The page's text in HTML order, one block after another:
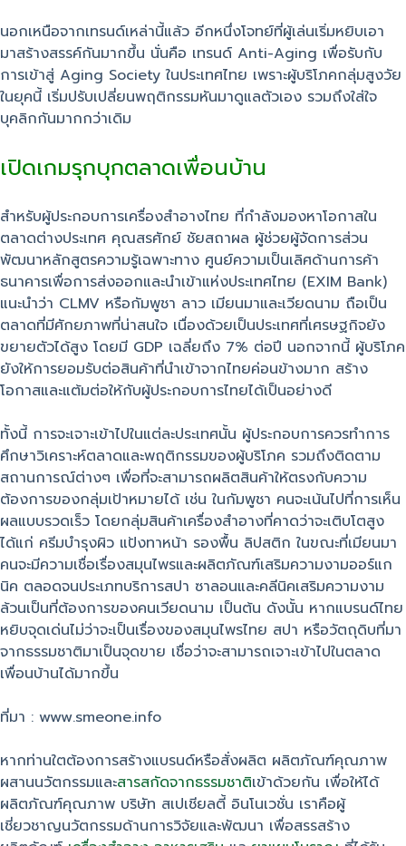
นอกเหนือจากเทรนด์เหล่านี้แล้ว อีกหนึ่งโจทย์ที่ผู้เล่นเริ่มหยิบเอา
มาสร้างสรรค์กันมากขึ้น นั่นคือ เทรนด์ Anti-Aging เพื่อรับกับ
การเข้าสู่ Aging Society ในประเทศไทย เพราะผู้บริโภคกลุ่มสูงวัย
ในยุคนี้ เริ่มปรับเปลี่ยนพฤติกรรมหันมาดูแลตัวเอง รวมถึงใส่ใจ
บุคลิกกันมากกว่าเดิม
เปิดเกมรุกบุกตลาดเพื่อนบ้าน
สำหรับผู้ประกอบการเครื่องสำอางไทย ที่กำลังมองหาโอกาสใน
ตลาดต่างประเทศ คุณสรศักย์ ชัยสถาผล ผู้ช่วยผู้จัดการส่วน
พัฒนาหลักสูตรความรู้เฉพาะทาง ศูนย์ความเป็นเลิศด้านการค้า
ธนาคารเพื่อการส่งออกและนำเข้าแห่งประเทศไทย (EXIM Bank)
แนะนำว่า CLMV หรือกัมพูชา ลาว เมียนมาและเวียดนาม ถือเป็น
ตลาดที่มีศักยภาพที่น่าสนใจ เนื่องด้วยเป็นประเทศที่เศรษฐกิจยัง
ขยายตัวได้สูง โดยมี GDP เฉลี่ยถึง 7% ต่อปี นอกจากนี้ ผู้บริโภค
ยังให้การยอมรับต่อสินค้าที่นำเข้าจากไทยค่อนข้างมาก สร้าง
โอกาสและแต้มต่อให้กับผู้ประกอบการไทยได้เป็นอย่างดี
ทั้งนี้ การจะเจาะเข้าไปในแต่ละประเทศนั้น ผู้ประกอบการควรทำการ
ศึกษาวิเคราะห์ตลาดและพฤติกรรมของผู้บริโภค รวมถึงติดตาม
สถานการณ์ต่างๆ เพื่อที่จะสามารถผลิตสินค้าให้ตรงกับความ
ต้องการของกลุ่มเป้าหมายได้ เช่น ในกัมพูชา คนจะเน้นไปที่การเห็น
ผลแบบรวดเร็ว โดยกลุ่มสินค้าเครื่องสำอางที่คาดว่าจะเติบโตสูง
ได้แก่ ครีมบำรุงผิว แป้งทาหน้า รองพื้น ลิปสติก ในขณะที่เมียนมา
คนจะมีความเชื่อเรื่องสมุนไพรและผลิตภัณฑ์เสริมความงามออร์แก
นิค ตลอดจนประเภทบริการสปา ซาลอนและคลีนิคเสริมความงาม
ล้วนเป็นที่ต้องการของคนเวียดนาม เป็นต้น ดังนั้น หากแบรนด์ไทย
หยิบจุดเด่นไม่ว่าจะเป็นเรื่องของสมุนไพรไทย สปา หรือวัตถุดิบที่มา
จากธรรมชาติมาเป็นจุดขาย เชื่อว่าจะสามารถเจาะเข้าไปในตลาด
เพื่อนบ้านได้มากขึ้น
ที่มา : www.smeone.info
หากท่านใตต้องการสร้างแบรนด์หรือสั่งผลิต ผลิตภัณฑ์คุณภาพ
ผสานนวัตกรรมและสารสกัดจากธรรมชาติเข้าด้วยกัน เพื่อให้ได้
ผลิตภัณฑ์คุณภาพ บริษัท สเปเชียลตี้ อินโนเวชั่น เราคือผู้
เชี่ยวชาญนวัตกรรมด้านการวิจัยและพัฒนา เพื่อสรรสร้าง